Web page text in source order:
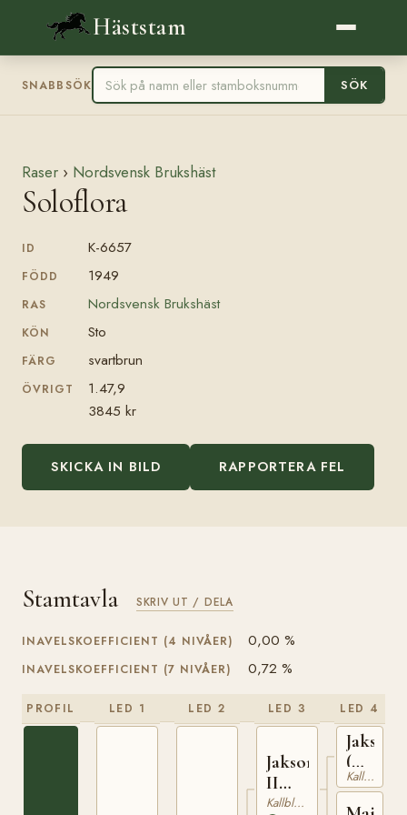
Häststam
SNABBSÖK SÖK
Raser › Nordsvensk Brukshäst
Soloflora
ID K-6657
FÖDD 1949
RAS Nordsvensk Brukshäst
KÖN Sto
FÄRG svartbrun
ÖVRIGT
1.47,9
3845 kr
SKICKA IN BILD RAPPORTERA FEL
Stamtavla SKRIV UT / DELA
INAVELSKOEFFICIENT (4 NIVÅER) 0,00 %
INAVELSKOEFFICIENT (7 NIVÅER) 0,72 %
PROFIL LED 1 LED 2 LED 3
Jakson
II
(NO)
Kallblodig Travare
LED 4
Jakson
(NO)
T-
42
Kallblodig Travare